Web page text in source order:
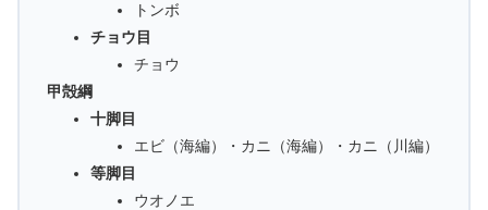
トンボ
チョウ目
チョウ
甲殻綱
十脚目
エビ（海編）・カニ（海編）・カニ（川編）
等脚目
ウオノエ